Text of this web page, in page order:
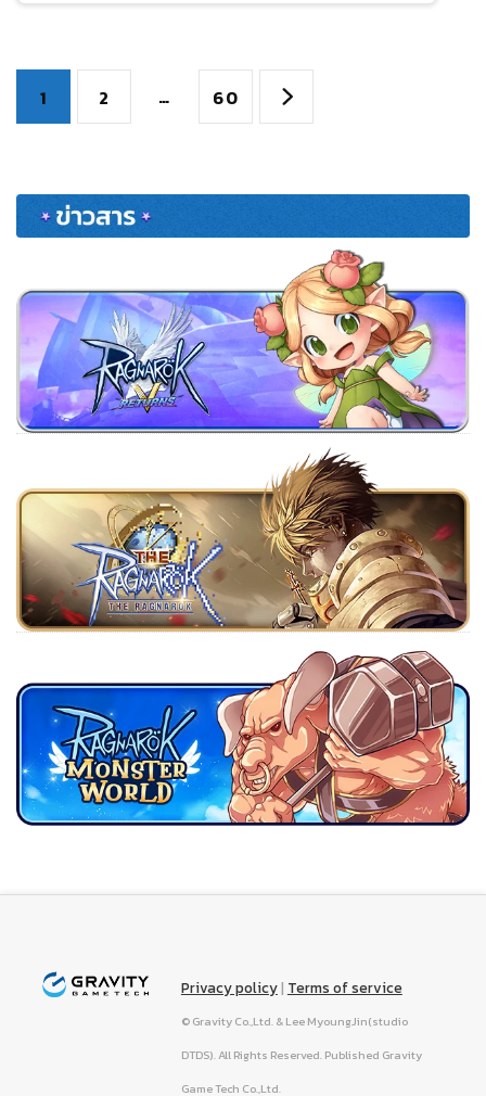
Posts
Page
1 Page
2 … Page
60
Privacy policy| Terms of service
© Gravity Co.,Ltd. & Lee MyoungJin(studio
DTDS). All Rights Reserved. Published Gravity
Game Tech Co.,Ltd.